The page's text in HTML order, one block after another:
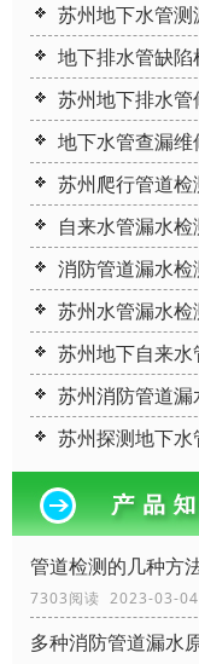
苏州地下水管测
地下排水管缺陷
苏州地下排水管
地下水管查漏维
苏州爬行管道检
自来水管漏水检
消防管道漏水检
苏州水管漏水检
苏州地下自来水
苏州消防管道漏
苏州探测地下水
管道检测的几种方
7303阅读 2023-03-
多种消防管道漏水